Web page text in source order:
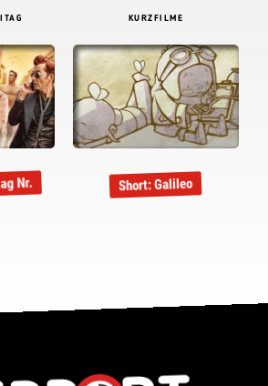
Nr.
KURZFILME
Short: Galileo